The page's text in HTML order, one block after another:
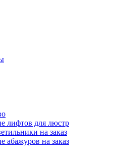
лифтов для люстр
на заказ
абажуров на заказ